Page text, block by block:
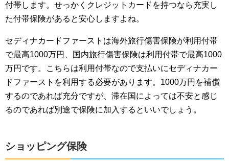
付帯します。せっかくクレジットカードを持つなら充実し
た付帯保険があると安心しますよね。
セディナカードファーストは海外旅行傷害保険が利用付帯
で最高1000万円、国内旅行傷害保険は利用付帯で最高1000
万円です。こちらは利用付帯なので支払いにセディナカー
ドファーストを利用する必要があります。1000万円を補償
するのであれば充分ですが、滞在国によっては不安と感じ
るのであれば別途で保険に加入するといいでしょう。
ショッピング保険